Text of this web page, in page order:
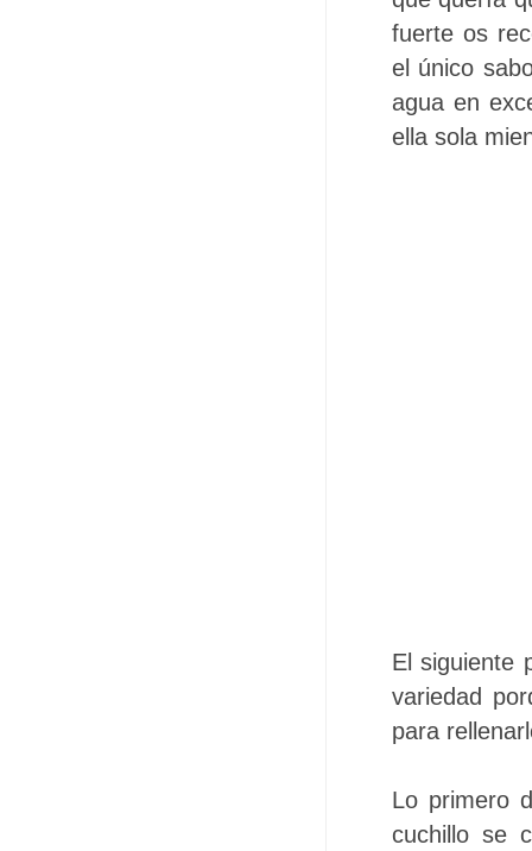
fuerte os
el único
agua en
ella sola
El siguiente
variedad
para
Lo primero
cuchillo se